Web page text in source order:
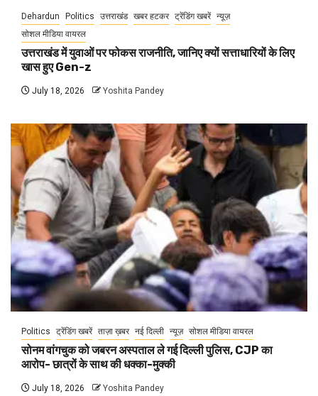
Dehardun Politics उत्तराखंड खबर हटकर ट्रेंडिंग खबरें न्यूज़
सोशल मीडिया वायरल
उत्तराखंड में युवाओं पर फोकस राजनीति, जानिए क्यों सत्ताधारियों के लिए
खास हुए Gen-z
July 18, 2026 Yoshita Pandey
Politics ट्रेंडिंग खबरें ताज़ा ख़बर नई दिल्ली न्यूज़ सोशल मीडिया वायरल
सोनम वांगचुक को जबरन अस्पताल ले गई दिल्ली पुलिस, CJP का
आरोप- छात्रों के साथ की धक्का-मुक्की
July 18, 2026 Yoshita Pandey